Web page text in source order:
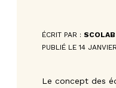
ÉCRIT PAR : SCOLAB
PUBLIÉ LE 14
Le concept des